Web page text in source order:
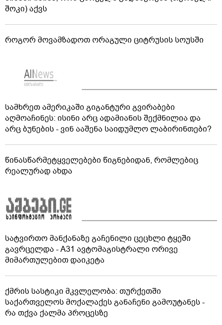
შოკი) აქვს
როგორ მოვამზადოთ ორაგული ციტრუსის სოუსში
სამხრეთ ამერიკაში გიგანტური გვირაბები
აღმოაჩინეს: ისინი არც ადამიანის შექმნილია და
არც ბუნების - ვინ ააშენა საიდუმლო ლაბირინთები?
წინასწარმეტყველებები წიგნებიდან, რომლებიც
რეალურად ახდა
სატვირთო მანქანაზე გაჩენილი ცეცხლი ტყეში
გავრცელდა - A31 ავტომაგისტრალი ორივე
მიმართულებით დაიკეტა
ქმრის სასტიკი მკვლელობა: თურქეთში
საქართველოს მოქალაქეს განაჩენი გამოუტანეს -
რა თქვა ქალმა პროცესზე